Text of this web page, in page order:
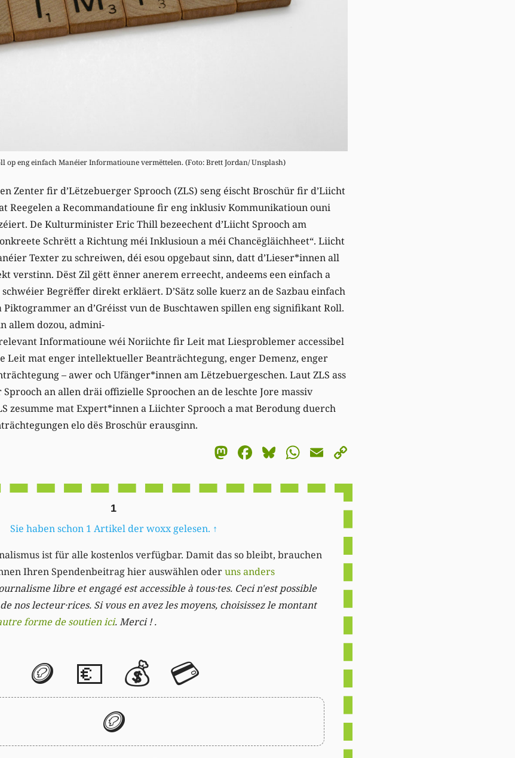
op eng einfach Manéier Informatioune vermëttelen. (Foto: Brett Jordan/ Unsplash)
Zenter fir d’Lëtzebuerger Sprooch (ZLS) seng éischt Broschür fir d’Liicht
Reegelen a Recommandatioune fir eng inklusiv Kommunikatioun ouni
De Kulturminister Eric Thill bezeechent d’Liicht Sprooch am
Schrëtt a Richtung méi Inklusioun a méi Chancëgläichheet“. Liicht
Texter zu schreiwen, déi esou opgebaut sinn, datt d’Lieser*innen all
verstinn. Dëst Zil gëtt ënner anerem erreecht, andeems een einfach a
Begrëffer direkt erkläert. D’Sätz solle kuerz an de Sazbau einfach
an d’Gréisst vun de Buschtawen spillen eng signifikant Roll.
allem dozou, admini-
Informatioune wéi Noriichte fir Leit mat Liesproblemer accessibel
Leit mat enger intellektueller Beanträchtegung, enger Demenz, enger
– awer och Ufänger*innen am Lëtzebuergeschen. Laut ZLS ass
an allen dräi offizielle Sproochen an de leschte Jore massiv
zesumme mat Expert*innen a Liichter Sprooch a mat Berodung duerch
elo dës Broschür erausginn.
Mastodon
Facebook
Bluesky
WhatsApp
Email
1
Sie haben schon 1 Artikel der woxx gelesen. ↑
ist für alle kostenlos verfügbar. Damit das so bleibt, brauchen
Ihren Spendenbeitrag hier auswählen oderuns anders
libre et engagé est accessible à tous·tes. Ceci n'est possible
nos lecteur·rices. Si vous en avez les moyens, choisissez le montant
forme de soutien ici. Merci ! .
🪙 💶 💰 💳
🪙